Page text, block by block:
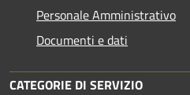
Personale Amministrativo
Documenti e dati
CATEGORIE DI SERVIZIO